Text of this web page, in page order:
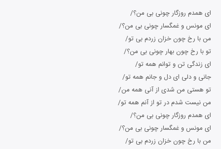
ای همدم روزگار چونی بی من؟/
ای مونس و غمگسار چونی بی من؟/
من با رخ چون خزان زردم بی‌ تو/
تو با رخ چون بهار چونی بی من؟/
ای زندگی تن و توانم همه تو/
جانی و دلی ای دل و جانم همه تو/
تو هستی من شدی از آنی همه من/
من نیست شدم در تو از آنم همه تو/
ای همدم روزگار چونی بی من؟/
ای مونس و غمگسار چونی بی من؟/
من با رخ چون خزان زردم بی‌ تو/